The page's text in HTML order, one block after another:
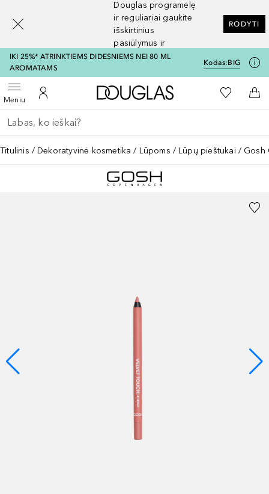
Douglas programėlę
ir reguliariai gaukite
išskirtinius
pasiūlymus ir
nuolaidas
RODYTI
IKI 25%* ATRINKTIEMS DIDESNIEMS NEI 80 ML
AROMATAMS
Kodas:BIG
MeniuAtidaryti meniuĮ mano paskyrą
Į Douglas pagrindinį
Į mano
Į
Grįžk atgal
Vykdykite paiešką
Titulinis Dekoratyvinė kosmetika Lūpoms Lūpų pieštukai Gosh
[navigation.slideout.screenreader]